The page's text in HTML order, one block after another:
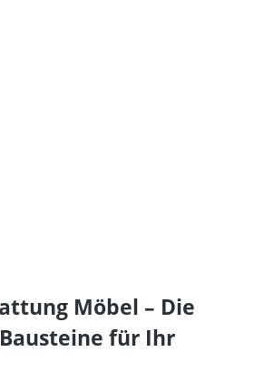
Möbel – Die
für Ihr